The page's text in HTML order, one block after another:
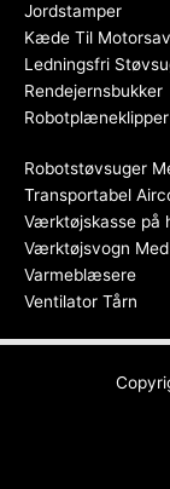
Jordstamper
Kæde Til Motorsav
Ledningsfri
Rendejernsbukker
Robotstøvsuger
Transportabel
Værktøjskasse på
Værktøjsvogn
Varmeblæsere
Ventilator Tårn